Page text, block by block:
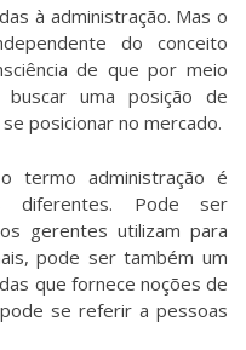
à administração. Mas o
do conceito
de que por meio
uma posição de
posicionar no mercado.
termo administração é
diferentes. Pode ser
gerentes utilizam para
pode ser também um
que fornece noções de
se referir a pessoas